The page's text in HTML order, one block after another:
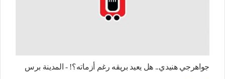
جواهرجي هنيدي.. هل يعيد بريقه رغم أزماته؟! - المدينة برس